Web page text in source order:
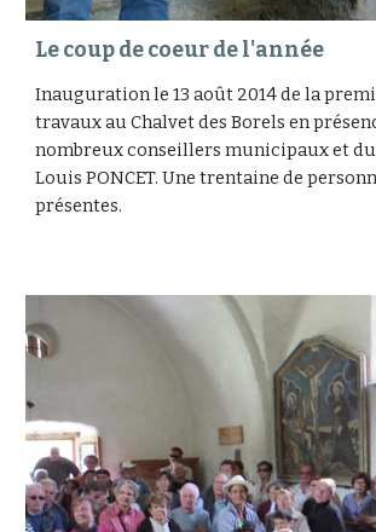
Le coup de coeur de l'année
Inauguration le 13 août 2014 de la
travaux au Chalvet des Borels en
nombreux conseillers municipaux et du
Louis PONCET. Une trentaine de
présentes.